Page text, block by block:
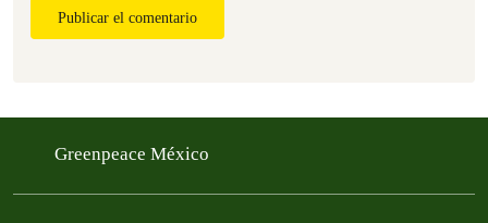
Publicar el comentario
Greenpeace México